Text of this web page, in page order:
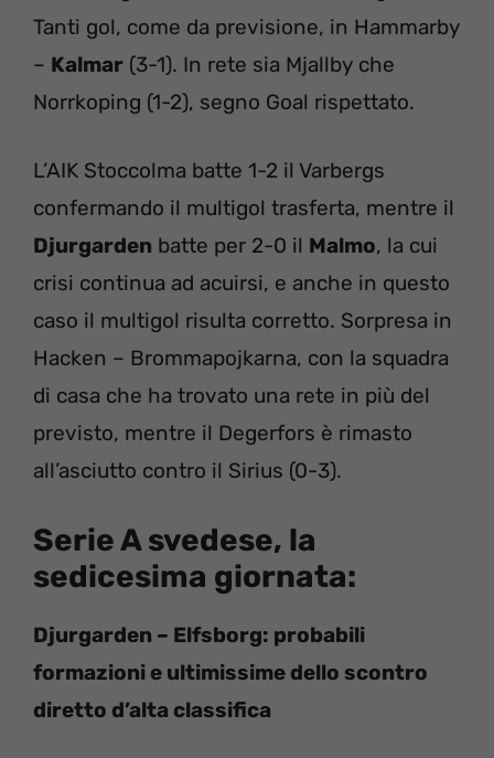
Tanti gol, come da previsione, in Hammarby
– Kalmar (3-1). In rete sia Mjallby che
Norrkoping (1-2), segno Goal rispettato.
L’AIK Stoccolma batte 1-2 il Varbergs
confermando il multigol trasferta, mentre il
Djurgarden batte per 2-0 il Malmo, la cui
crisi continua ad acuirsi, e anche in questo
caso il multigol risulta corretto. Sorpresa in
Hacken – Brommapojkarna, con la squadra
di casa che ha trovato una rete in più del
previsto, mentre il Degerfors è rimasto
all’asciutto contro il Sirius (0-3).
Serie A svedese, la
sedicesima giornata:
Djurgarden – Elfsborg: probabili
formazioni e ultimissime dello scontro
diretto d’alta classifica